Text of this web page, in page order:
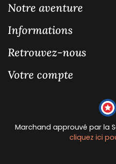
Notre aventure
Informations
Retrouvez-nous
Votre compte
Marchand approuvé par la
cliquez ici